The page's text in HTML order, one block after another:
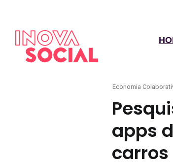
Categories
Economia
apps